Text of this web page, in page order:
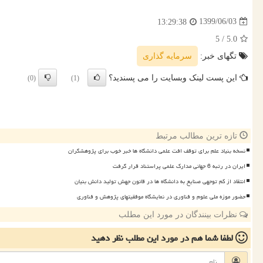
1399/06/03
13:29:38
5.0
/ 5
تگهای خبر:
سرمایه گذاری
این پست لینک وبسایت را می پسندید؟ (1)
(0)
تازه ترین مطالب مرتبط
نسخه بنیاد علم برای توقف افت علمی دانشگاه ها خبر خوب برای پژوهشگران
ایران در رتبه 6 جهانی مدارک علمی پراستناد قرار گرفت
انتقاد از کم توجهی صنایع به دانشگاه ها در قانون جهش تولید دانش بنیان
حضور موزه ملی علوم و فناوری در نمایشگاه موفقیتهای پژوهش و فناوری
نظرات بینندگان در مورد این مطلب
لطفا شما همدر مورد این مطلبنظر دهید